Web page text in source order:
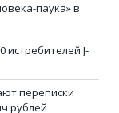
паука» в
истребителей J-
переписки
рублей